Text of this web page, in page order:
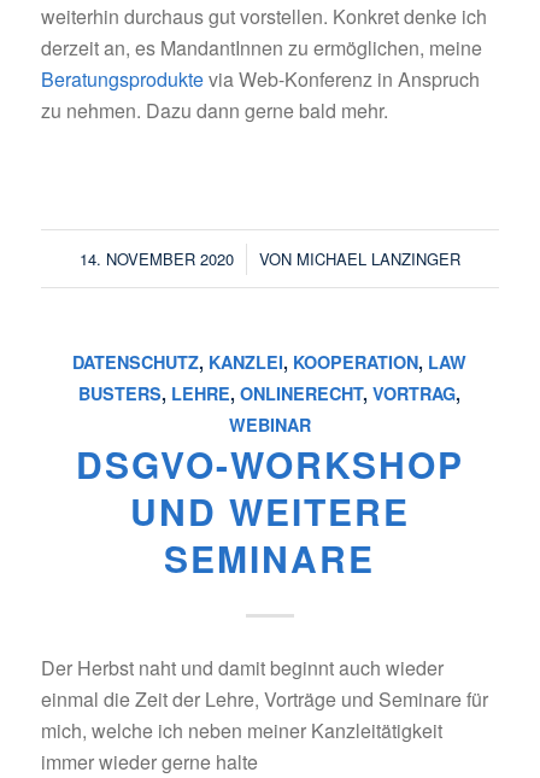
weiterhin durchaus gut vorstellen. Konkret denke ich
derzeit an, es MandantInnen zu ermöglichen, meine
Beratungsproduktevia Web-Konferenz in Anspruch
zu nehmen. Dazu dann gerne bald mehr.
14. NOVEMBER 2020
/ VON MICHAEL LANZINGER
DATENSCHUTZ, KANZLEI, KOOPERATION, LAW
BUSTERS, LEHRE,ONLINERECHT,VORTRAG,
WEBINAR
DSGVO-WORKSHOP
UND WEITERE
SEMINARE
Der Herbst naht und damit beginnt auch wieder
einmal die Zeit der Lehre, Vorträge und Seminare für
mich, welche ich neben meiner Kanzleitätigkeit
immer wieder gerne halte